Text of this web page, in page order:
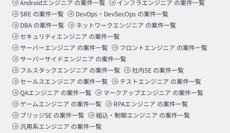
Androidエンジニア の案件一覧 インフラエンジニア の案件一覧
SRE の案件一覧 DevOps・DevSecOps の案件一覧
DBA の案件一覧 ネットワークエンジニア の案件一覧
セキュリティエンジニア の案件一覧
サーバーエンジニア の案件一覧 フロントエンジニア の案件一覧
サーバーサイドエンジニア の案件一覧
フルスタックエンジニア の案件一覧 社内SE の案件一覧
セールスエンジニア の案件一覧 テストエンジニア の案件一覧
QAエンジニア の案件一覧 マークアップエンジニア の案件一覧
ゲームエンジニア の案件一覧 RPAエンジニア の案件一覧
ブリッジSE の案件一覧 組込・制御エンジニア の案件一覧
汎用系エンジニア の案件一覧